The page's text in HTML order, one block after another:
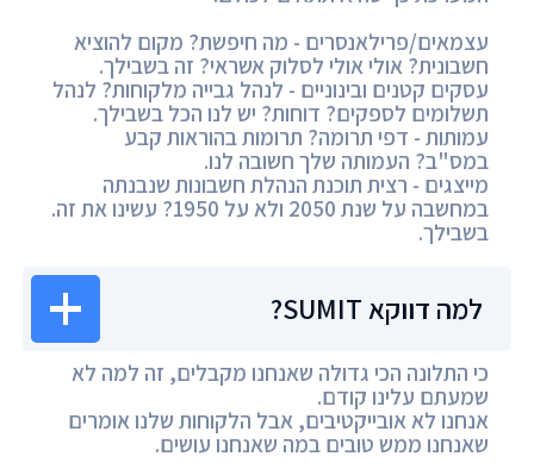
עצמאים/פרילאנסרים - מה חיפשת? מקום להוציא
חשבונית? אולי אולי לסלוק אשראי? זה בשבילך.
עסקים קטנים ובינוניים - לנהל גבייה מלקוחות? לנהל
תשלומים לספקים? דוחות? יש לנו הכל בשבילך.
עמותות - דפי תרומה? תרומות בהוראות קבע
במס"ב? העמותה שלך חשובה לנו.
מייצגים - רצית תוכנת הנהלת חשבונות שנבנתה
במחשבה על שנת 2050 ולא על 1950? עשינו את זה.
בשבילך.
למה דווקא SUMIT?
כי התלונה הכי גדולה שאנחנו מקבלים, זה למה לא
שמעתם עלינו קודם.
אנחנו לא אובייקטיבים, אבל הלקוחות שלנו אומרים
שאנחנו ממש טובים במה שאנחנו עושים.